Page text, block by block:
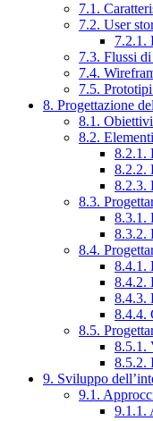
7.1.
7.2. User
7.2.1.
7.3. Flussi
7.4.
7.5.
8. Progettazione
8.1.
8.2.
8.2.1.
8.2.2.
8.2.3.
8.3.
8.3.1.
8.3.2.
8.4.
8.4.1.
8.4.2.
8.4.3.
8.4.4.
8.5.
8.5.1.
8.5.2.
9. Sviluppo
9.1.
9.1.1.